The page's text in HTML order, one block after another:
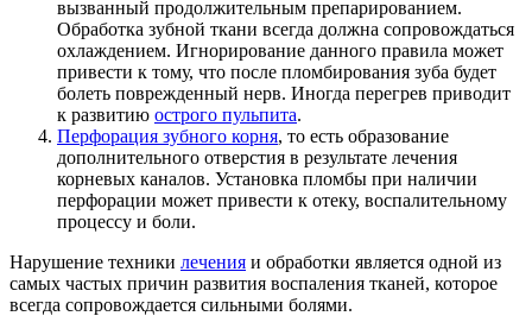
вызванный продолжительным препарированием.
Обработка зубной ткани всегда должна сопровождаться
охлаждением. Игнорирование данного правила может
привести к тому, что после пломбирования зуба будет
болеть поврежденный нерв. Иногда перегрев приводит
к развитию острого пульпита.
Перфорация зубного корня, то есть образование
дополнительного отверстия в результате лечения
корневых каналов. Установка пломбы при наличии
перфорации может привести к отеку, воспалительному
процессу и боли.
Нарушение техники лечения и обработки является одной из
самых частых причин развития воспаления тканей, которое
всегда сопровождается сильными болями.